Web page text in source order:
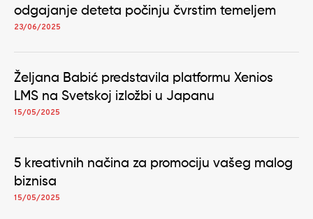
odgajanje deteta počinju čvrstim temeljem
23/06/2025
Željana Babić predstavila platformu Xenios
LMS na Svetskoj izložbi u Japanu
15/05/2025
5 kreativnih načina za promociju vašeg malog
biznisa
15/05/2025